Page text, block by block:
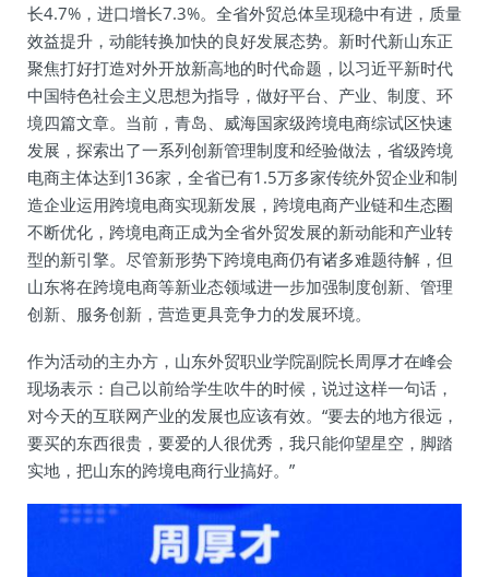
长4.7%，进口增长7.3%。全省外贸总体呈现稳中有进，质量
效益提升，动能转换加快的良好发展态势。新时代新山东正
聚焦打好打造对外开放新高地的时代命题，以习近平新时代
中国特色社会主义思想为指导，做好平台、产业、制度、环
境四篇文章。当前，青岛、威海国家级跨境电商综试区快速
发展，探索出了一系列创新管理制度和经验做法，省级跨境
电商主体达到136家，全省已有1.5万多家传统外贸企业和制
造企业运用跨境电商实现新发展，跨境电商产业链和生态圈
不断优化，跨境电商正成为全省外贸发展的新动能和产业转
型的新引擎。尽管新形势下跨境电商仍有诸多难题待解，但
山东将在跨境电商等新业态领域进一步加强制度创新、管理
创新、服务创新，营造更具竞争力的发展环境。
作为活动的主办方，山东外贸职业学院副院长周厚才在峰会
现场表示：自己以前给学生吹牛的时候，说过这样一句话，
对今天的互联网产业的发展也应该有效。“要去的地方很远，
要买的东西很贵，要爱的人很优秀，我只能仰望星空，脚踏
实地，把山东的跨境电商行业搞好。”